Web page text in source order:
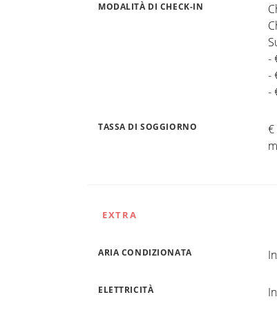
MODALITÀ DI CHECK-IN
-
-
-
TASSA DI SOGGIORNO
€
EXTRA
ARIA CONDIZIONATA
ELETTRICITÀ